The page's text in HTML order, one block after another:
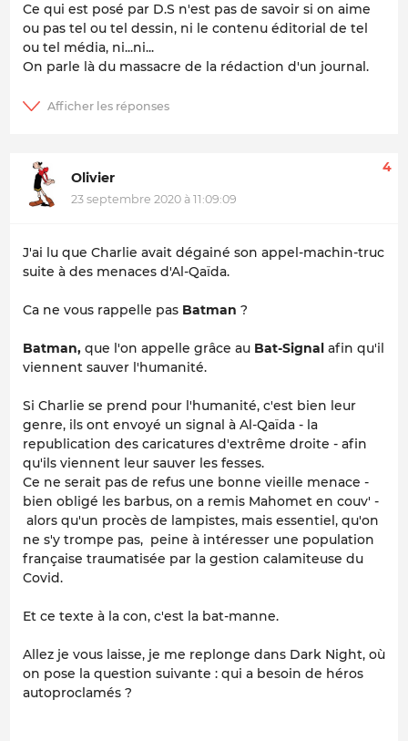
Ce qui est posé par D.S n'est pas de savoir si on aime
ou pas tel ou tel dessin, ni le contenu éditorial de tel
ou tel média, ni...ni...
On parle là du massacre de la rédaction d'un journal.
Olivier
23 septembre 2020 à 11:09:09
4
J'ai lu que Charlie avait dégainé son appel-machin-truc
suite à des menaces d'Al-Qaïda.
Ca ne vous rappelle pas Batman ?
Batman, que l'on appelle grâce au Bat-Signal afin qu'il
viennent sauver l'humanité.
Si Charlie se prend pour l'humanité, c'est bien leur
genre, ils ont envoyé un signal à Al-Qaïda - la
republication des caricatures d'extrême droite - afin
qu'ils viennent leur sauver les fesses.
Ce ne serait pas de refus une bonne vieille menace -
bien obligé les barbus, on a remis Mahomet en couv' -
alors qu'un procès de lampistes, mais essentiel, qu'on
ne s'y trompe pas, peine à intéresser une population
française traumatisée par la gestion calamiteuse du
Covid.
Et ce texte à la con, c'est la bat-manne.
Allez je vous laisse, je me replonge dans Dark Night, où
on pose la question suivante : qui a besoin de héros
autoproclamés ?